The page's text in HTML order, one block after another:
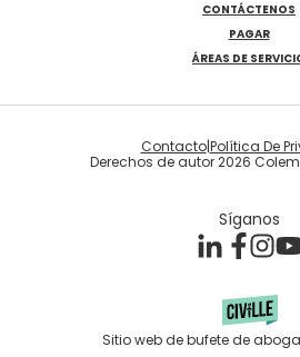
CONTÁCTENOS
PAGAR
ÁREAS DE
Derechos de autor 2026
Contacto|Política De
Sitio web de bufete de
Síganos